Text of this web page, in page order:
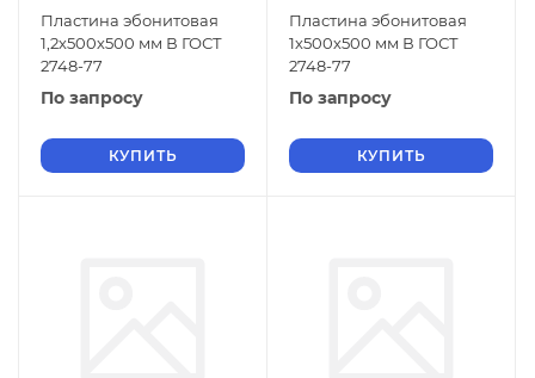
Пластина эбонитовая
1,2х500х500 мм В ГОСТ
2748-77
По запросу
КУПИТЬ
Пластина эбонитовая
1х500х500 мм В ГОСТ
2748-77
По запросу
КУПИТЬ